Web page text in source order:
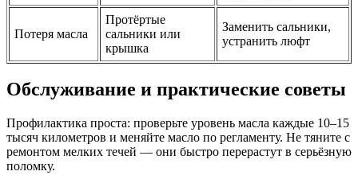
Потеря масла
Протёртые
сальники или
крышка
Заменить сальники,
устранить люфт
Обслуживание и практические советы
Профилактика проста: проверьте уровень масла каждые 10–15
тысяч километров и меняйте масло по регламенту. Не тяните с
ремонтом мелких течей — они быстро перерастут в серьёзную
поломку.